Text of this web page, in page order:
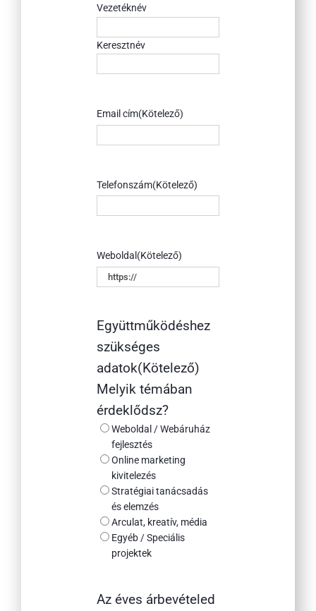
Vezetéknév
Keresztnév
Email cím(Kötelező)
Telefonszám(Kötelező)
Weboldal (Kötelező)
Együttműködéshez
szükséges
adatok(Kötelező)
Melyik témában
érdeklődsz?
Weboldal / Webáruház
fejlesztés
Online marketing
kivitelezés
Stratégiai tanácsadás
és elemzés
Arculat, kreatív, média
Egyéb / Speciális
projektek
Az éves árbevételed